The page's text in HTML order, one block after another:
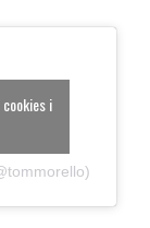
i